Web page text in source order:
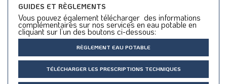
GUIDES ET RÈGLEMENTS
Vous pouvez également télécharger des informations
complémentaires sur nos services en eau potable en
cliquant sur l’un des boutons ci-dessous:
RÈGLEMENT EAU POTABLE
TÉLÉCHARGER LES PRESCRIPTIONS TECHNIQUES